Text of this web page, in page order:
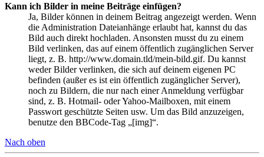
Kann ich Bilder in meine Beiträge einfügen?
Ja, Bilder können in deinem Beitrag angezeigt werden. Wenn
die Administration Dateianhänge erlaubt hat, kannst du das
Bild auch direkt hochladen. Ansonsten musst du zu einem
Bild verlinken, das auf einem öffentlich zugänglichen Server
liegt, z. B. http://www.domain.tld/mein-bild.gif. Du kannst
weder Bilder verlinken, die sich auf deinem eigenen PC
befinden (außer es ist ein öffentlich zugänglicher Server),
noch zu Bildern, die nur nach einer Anmeldung verfügbar
sind, z. B. Hotmail- oder Yahoo-Mailboxen, mit einem
Passwort geschützte Seiten usw. Um das Bild anzuzeigen,
benutze den BBCode-Tag „[img]“.
Nach oben